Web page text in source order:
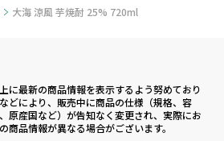
大海 涼風 芋焼酎 25% 720ml
に最新の商品情報を表示するよう努めており
どにより、販売中に商品の仕様（規格、容
原産国など）が告知なく変更され、実際にお
商品情報が異なる場合がございます。